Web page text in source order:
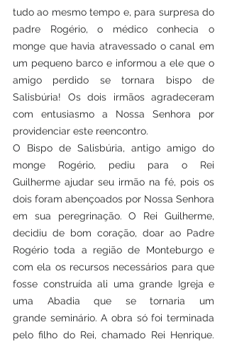
tudo ao mesmo tempo e, para surpresa do
padre Rogério, o médico conhecia o
monge que havia atravessado o canal em
um pequeno barco e informou a ele que o
amigo perdido se tornara bispo de
Salisbúria! Os dois irmãos agradeceram
com entusiasmo a Nossa Senhora por
providenciar este reencontro.
O Bispo de Salisbúria, antigo amigo do
monge Rogério, pediu para o Rei
Guilherme ajudar seu irmão na fé, pois os
dois foram abençoados por Nossa Senhora
em sua peregrinação. O Rei Guilherme,
decidiu de bom coração, doar ao Padre
Rogério toda a região de Monteburgo e
com ela os recursos necessários para que
fosse construída ali uma grande Igreja e
uma Abadia que se tornaria um
grande seminário. A obra só foi terminada
pelo filho do Rei, chamado Rei Henrique.